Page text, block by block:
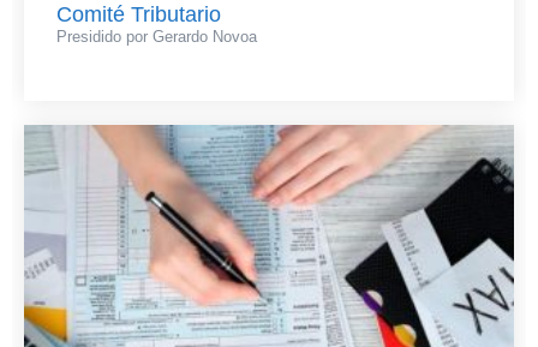
Comité Tributario
Presidido por Gerardo Novoa